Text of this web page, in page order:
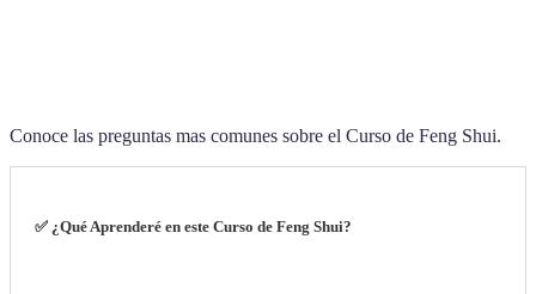
Conoce las preguntas mas comunes sobre el Curso de Feng Shui.
✅ ¿Qué Aprenderé en este Curso de Feng Shui?